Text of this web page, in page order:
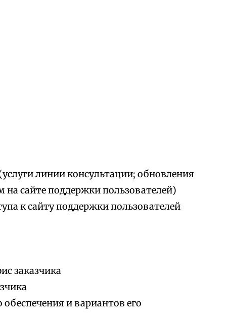
линии консультации; обновления
сайте поддержки пользователей)
к сайту поддержки пользователей
заказчика
и вариантов его